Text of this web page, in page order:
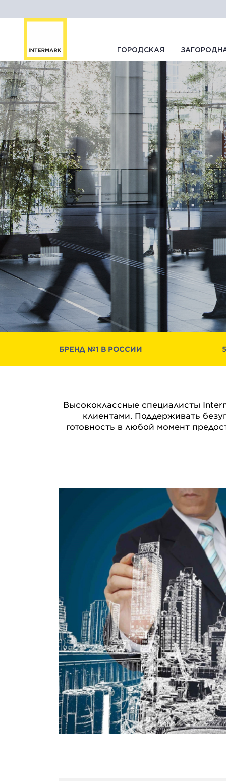
ГОРОДСКАЯ
БРЕНД №1 В РОССИИ
Высококлассные специалисты
клиентами. Поддерживать
готовность в любой момент